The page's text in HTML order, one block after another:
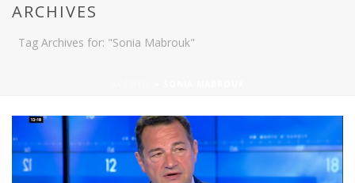
ARCHIVES
Tag Archives for: "Sonia Mabrouk"